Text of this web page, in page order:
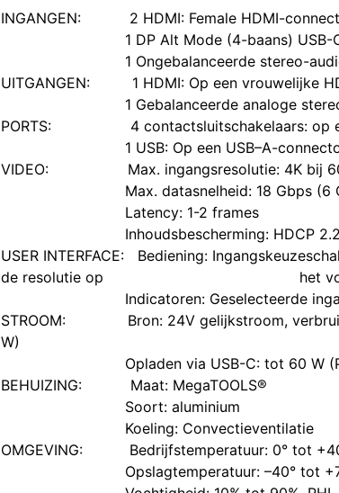
INGANGEN:
​​2 HDMI: Female HDMI-
​1 DP Alt Mode (4-baans)
​​1 Ongebalanceerde stereo-
UITGANGEN:
​1 HDMI: Op een vrouwelijke
​​1 Gebalanceerde analoge
PORTS:
​4 contactsluitschakelaars: op
​​1 USB: Op een USB–A-
VIDEO:
​Max. ingangsresolutie: 4K bij
​​Max. datasnelheid: 18 Gbps
​Latency: 1-2 frames
​​Inhoudsbescherming: HDCP
USER INTERFACE:
​Bediening:
de resolutie op
het
​Indicatoren: Geselecteerde
STROOM:
​Bron: 24V gelijkstroom,
W)
​Opladen via USB-C: tot 60 W
BEHUIZING:
​​Maat: MegaTOOLS®
​Soort: aluminium
​​Koeling: Convectieventilatie
OMGEVING:
​Bedrijfstemperatuur: 0° tot
Opslagtemperatuur: –40° tot